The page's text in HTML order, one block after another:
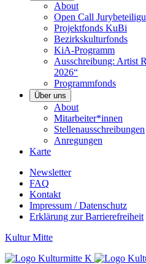
About
Open Call
Projektfonds KuBi
Bezirkskulturfonds
KiA-Programm
Ausschreibung: Artist
2026“
Programmfonds
Über uns
About
Mitarbeiter*innen
Stellenausschreibungen
Anregungen
Karte
Newsletter
FAQ
Kontakt
Impressum / Datenschutz
Erklärung zur Barrierefreiheit
Kultur Mitte